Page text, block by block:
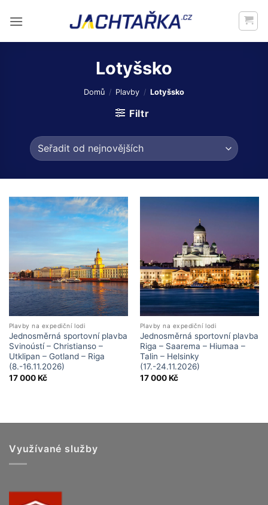
Lotyšsko
Domů / Plavby / Lotyšsko
Filtr
Plavby na expediční lodi
Jednosměrná sportovní plavba
Svinoústí – Christianso –
Utklipan – Gotland – Riga
(8.-16.11.2026)
17 000Kč
Plavby na expediční lodi
Jednosměrná sportovní plavba
Riga – Saarema – Hiumaa –
Talin – Helsinky
(17.-24.11.2026)
17 000Kč
Využívané služby